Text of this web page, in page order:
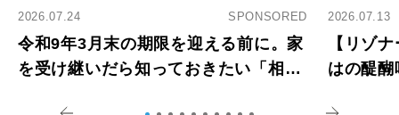
2026.07.24 SPONSORED
令和9年3月末の期限を迎える前に。家
を受け継いだら知っておきたい「相続
2026.07.13
【リゾ
はの醍